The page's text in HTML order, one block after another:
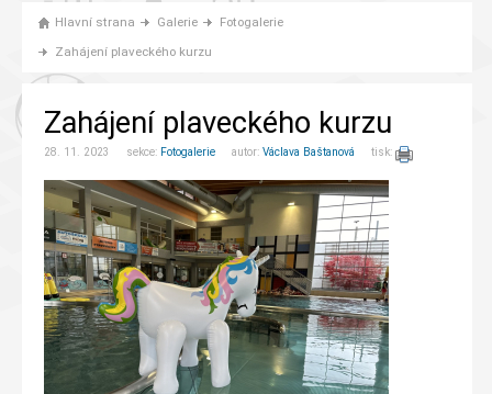
Hlavní strana Galerie
Fotogalerie
Zahájení plaveckého kurzu
Zahájení plaveckého kurzu
28. 11. 2023 sekce: Fotogalerie autor: Václava Baštanová tisk: